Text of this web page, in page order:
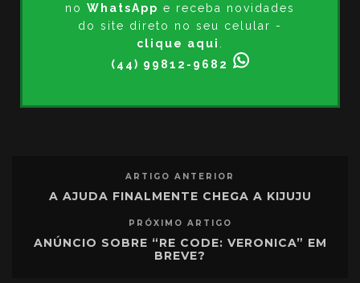
no WhatsApp e receba novidades
do site direto no seu celular -
clique aqui
(44) 99812-9682
ARTIGO ANTERIOR
A AJUDA FINALMENTE CHEGA A KIJUJU
PRÓXIMO ARTIGO
ANÚNCIO SOBRE “RE CODE: VERONICA” EM
BREVE?